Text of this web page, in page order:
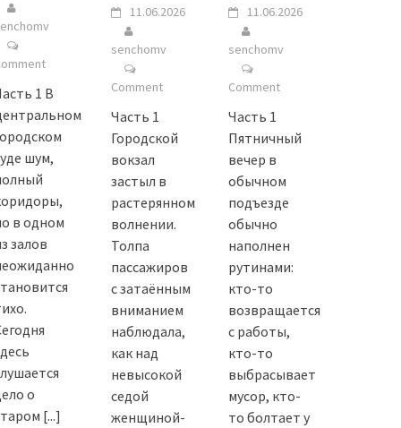
1 В
шум,
в одном
залов
о
[...]
11.06.2026
senchomv
Comment
Часть 1
Городской
вокзал
застыл в
растерянном
волнении.
Толпа
пассажиров
с затаённым
вниманием
наблюдала,
как над
невысокой
седой
женщиной-
11.06.2026
senchomv
Comment
Часть 1
Пятничный
вечер в
обычном
подъезде
обычно
наполнен
рутинами:
кто-то
возвращается
с работы,
кто-то
выбрасывает
мусор, кто-
то болтает у